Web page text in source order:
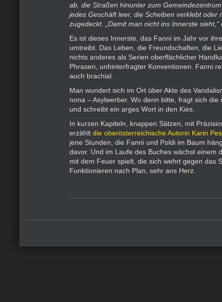
ab, die Straßen hinunter zum
jedes Geschäft leer, die Scheiben verklebt oder
zugedeckt. „Damit man nicht ins Innerste
Es ist dieses Innerste, das Fanni im Jahr vor
umtreibt. Das Leben, die Freundschaften, die
nichts anderes als Serien oberflächlicher
Phrasen, unhinterfragter Konventionen. Fanni
auch brachial.
Man wundert sich im Ort über Akte des
nona – Asylwerber. Wo denn bitte, fragt sich
und schreibt ein arges Wort in den Kies.
In kurzen Kapiteln, knappen Sätzen, mit
erzählt die oberösterreichische Autorin Karin
jene Stunden, die Fanni und Poldi im Baum
davor. Und im Laufe des Buches wächst einem
mit dem Feuer spielt, die sich wehrt gegen das
Funktionieren nach Plan, sehr ans Herz.